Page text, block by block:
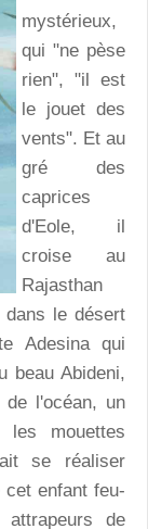
mystérieux,
qui "ne pèse
rien", "il est
le jouet des
vents". Et au
gré des
caprices
d'Eole, il
croise au
Rajasthan
dans le désert
Adesina qui
beau Abideni,
l'océan, un
les mouettes
se réaliser
enfant feu-
attrapeurs de